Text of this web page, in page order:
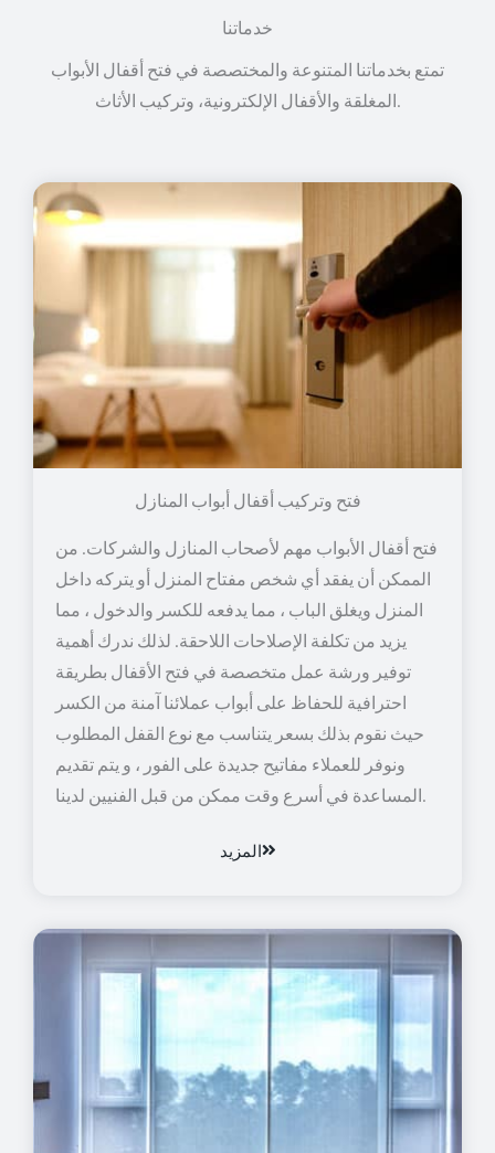
خدماتنا
تمتع بخدماتنا المتنوعة والمختصصة في فتح أقفال الأبواب
فتح وتركيب أقفال أبواب المنازل
فتح أقفال الأبواب مهم لأصحاب المنازل والشركات. من
الممكن أن يفقد أي شخص مفتاح المنزل أو يتركه داخل
المنزل ويغلق الباب ، مما يدفعه للكسر والدخول ، مما
يزيد من تكلفة الإصلاحات اللاحقة. لذلك ندرك أهمية
توفير ورشة عمل متخصصة في فتح الأقفال بطريقة
احترافية للحفاظ على أبواب عملائنا آمنة من الكسر
حيث نقوم بذلك بسعر يتناسب مع نوع القفل المطلوب
ونوفر للعملاء مفاتيح جديدة على الفور ، و يتم تقديم
المساعدة في أسرع وقت ممكن من قبل الفنيين لدينا.
المزيد